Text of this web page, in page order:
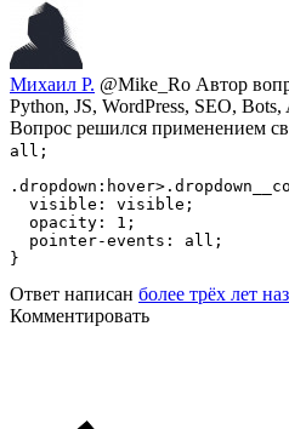
Михаил Р. @Mike_Ro Автор
Python, JS, WordPress, SEO, Bots,
Вопрос решился применением
all;
  visible: visible;
  opacity: 1;
  pointer-events: all;
}
Ответ написан более трёх лет
Комментировать